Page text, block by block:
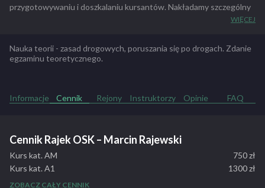
przygotowywaniu i doszkalaniu kursantów. Nakładamy szczególny
nacisk na uczenie zasad ruchu drogowego i pełną kontrolę nad
zdawanie egzaminów na prawo jazdy.
Posiadamy wykwalifikowaną załogę, która z pewnością nauczy
zdawania egzaminów
WIĘCEJ
Nauka teorii - zasad drogowych, poruszania się po drogach. Zdanie
egzaminu teoretycznego.
Informacje Cennik Rejony Instruktorzy Opinie FAQ
Cennik Rajek OSK – Marcin Rajewski
Kurs kat. AM
750 zł
Kurs kat. A1
1300 zł
Kurs kat. A2
ZOBACZ CAŁY CENNIK